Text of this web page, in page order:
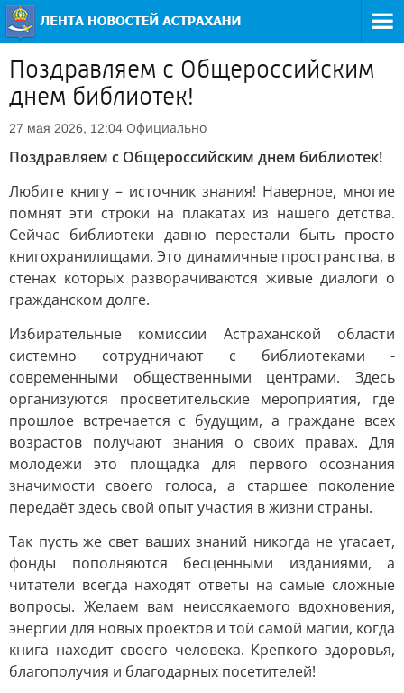
Поздравляем с Общероссийским
днем библиотек!
27 мая 2026, 12:04 Официально
Поздравляем с Общероссийским днем библиотек!
Любите книгу – источник знания! Наверное, многие
помнят эти строки на плакатах из нашего детства.
Сейчас библиотеки давно перестали быть просто
книгохранилищами. Это динамичные пространства, в
стенах которых разворачиваются живые диалоги о
гражданском долге.
Избирательные комиссии Астраханской области
системно сотрудничают с библиотеками -
современными общественными центрами. Здесь
организуются просветительские мероприятия, где
прошлое встречается с будущим, а граждане всех
возрастов получают знания о своих правах. Для
молодежи это площадка для первого осознания
значимости своего голоса, а старшее поколение
передаёт здесь свой опыт участия в жизни страны.
Так пусть же свет ваших знаний никогда не угасает,
фонды пополняются бесценными изданиями, а
читатели всегда находят ответы на самые сложные
вопросы. Желаем вам неиссякаемого вдохновения,
энергии для новых проектов и той самой магии, когда
книга находит своего человека. Крепкого здоровья,
благополучия и благодарных посетителей!